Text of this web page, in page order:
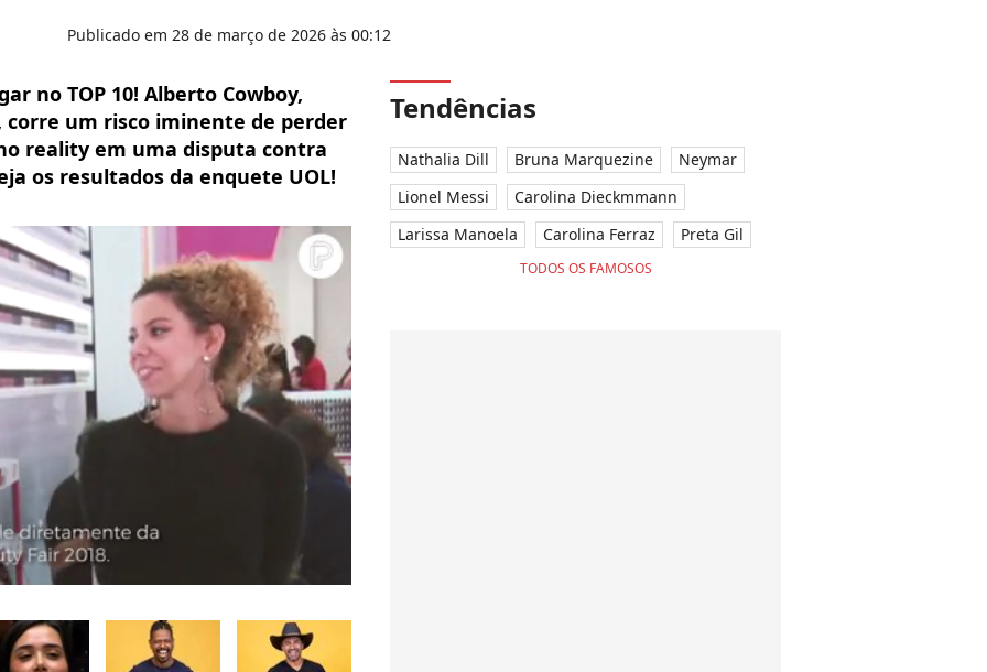
Publicado em 28 de março de 2026 às 00:12
no TOP 10! Alberto Cowboy,
corre um risco iminente de perder
reality em uma disputa contra
os resultados da enquete UOL!
Tendências
Nathalia Dill Bruna Marquezine
Neymar
Lionel Messi
Carolina Dieckmmann
Larissa Manoela
Carolina Ferraz Preta Gil
TODOS OS FAMOSOS